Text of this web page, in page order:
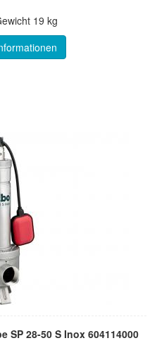
19 kg
SP 28-50 S Inox 604114000